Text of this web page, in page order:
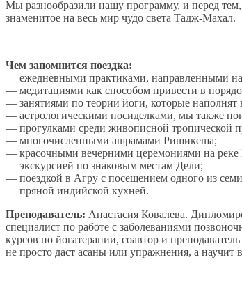
Мы разнообразили нашу программу, и перед
знаменитое на весь мир чудо света Тадж-Махал.
Чем запомнится поездка:
— ежедневными практиками, направленными на
— медитациями как способом привести в
— занятиями по теории йоги, которые
— астрологическими посиделками, мы также
— прогулками среди живописной тропической
— многочисленными ашрамами Ришикеша;
— красочными вечерними церемониями на реке
— экскурсией по знаковым местам Дели;
— поездкой в Агру с посещением одного из
— пряной индийской кухней.
Преподаватель: Анастасия Ковалева.
специалист по работе с заболеваниями
курсов по йогатерапии, соавтор и
не просто даст асаны или упражнения, а научит